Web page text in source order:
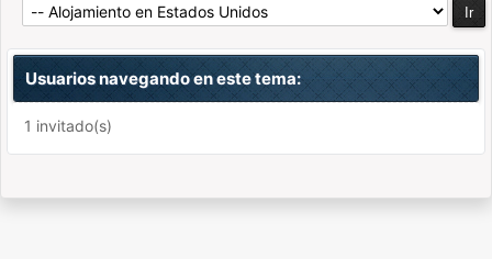
Usuarios navegando en este tema:
1 invitado(s)